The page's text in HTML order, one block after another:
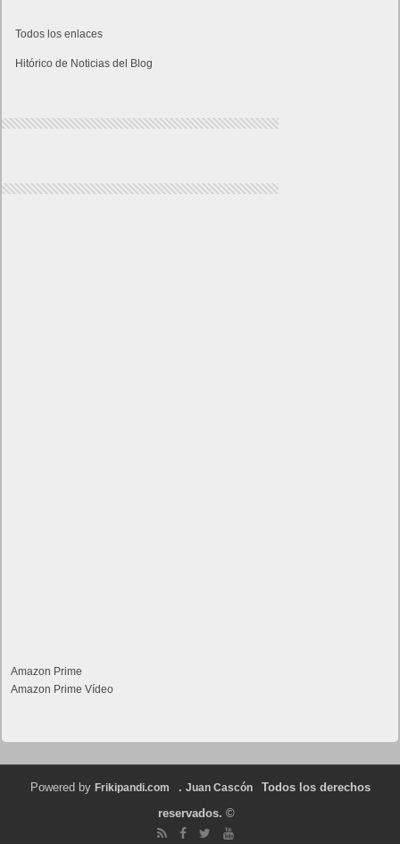
Todos los enlaces
Hitórico de Noticias del Blog
Amazon Prime
Amazon Prime Vídeo
Powered by Frikipandi.com . Juan Cascón
Todos los derechos
reservados. ©